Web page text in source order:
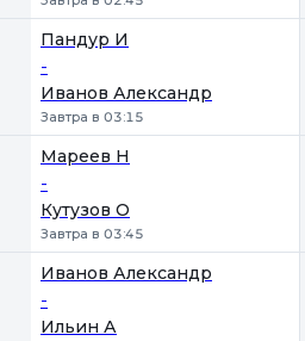
Пандур И
-
Иванов Александр
Завтра в 03:15
Мареев Н
-
Кутузов О
Завтра в 03:45
Иванов Александр
-
Ильин А